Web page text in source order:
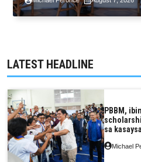
and Assessment
LATEST HEADLINE
PBBM,
sa
Michael